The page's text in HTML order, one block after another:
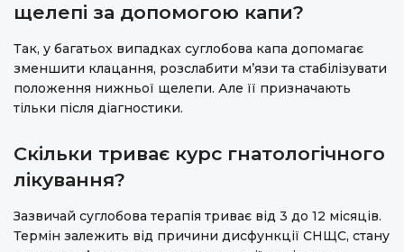
щелепі за допомогою капи?
Так, у багатьох випадках суглобова капа допомагає
зменшити клацання, розслабити м’язи та стабілізувати
положення нижньої щелепи. Але її призначають
тільки після діагностики.
Скільки триває курс гнатологічного
лікування?
Зазвичай суглобова терапія триває від 3 до 12 місяців.
Термін залежить від причини дисфункції СНЩС, стану